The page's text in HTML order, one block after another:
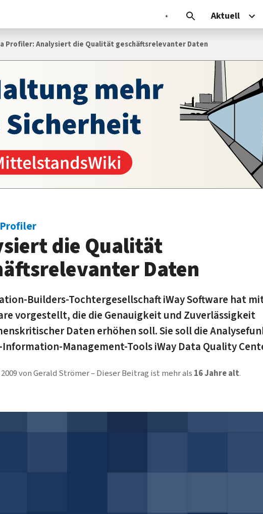
Aktuell
Profiler: Analysiert die Qualität geschäftsrelevanter Daten
die Qualität
Daten
Builders-Tochtergesellschaft iWay Software hat
vorgestellt, die die Genauigkeit und Zuverlässigkeit
Daten erhöhen soll. Sie soll die
Management-Tools iWay Data Quality
vonGerald Strömer Dieser Beitrag ist mehr als 16 Jahre alt.